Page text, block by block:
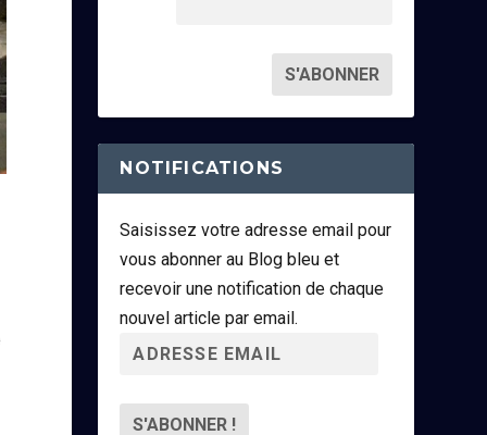
NOTIFICATIONS
Saisissez votre adresse email pour
vous abonner au Blog bleu et
recevoir une notification de chaque
nouvel article par email.
r